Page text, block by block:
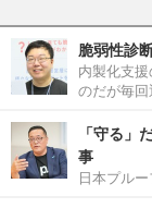
脆弱性診
内製化支
のだが毎
「守る」
事
日本プル